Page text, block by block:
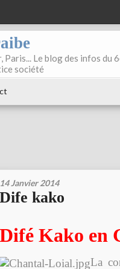
Paris... Le blog des infos
société
14 Janvier 2014
Dife kako
Difé Kako en
La